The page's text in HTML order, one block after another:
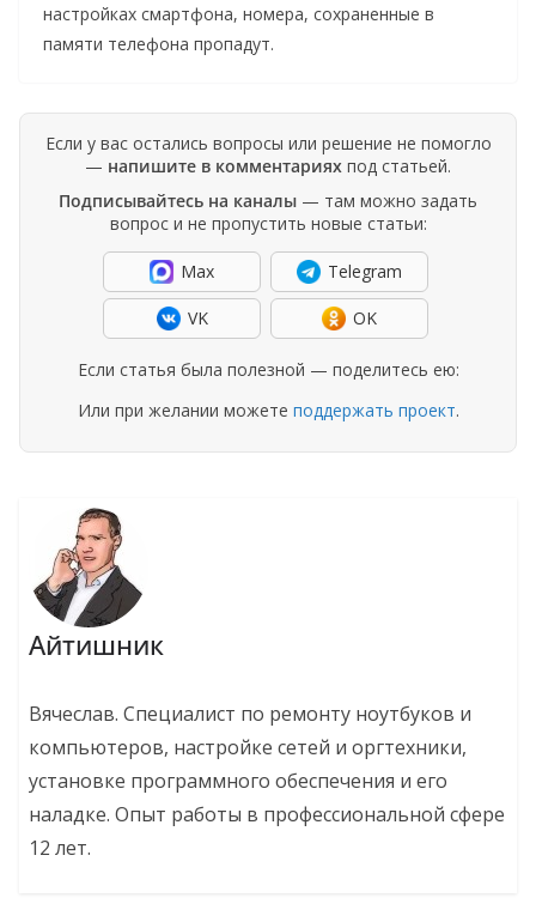
настройках смартфона, номера, сохраненные в
памяти телефона пропадут.
Если у вас остались вопросы или решение не помогло
— напишите в комментариях под статьей.
Подписывайтесь на каналы — там можно задать
вопрос и не пропустить новые статьи:
Max Telegram
VK OK
Если статья была полезной — поделитесь ею:
Или при желании можете поддержать проект.
Айтишник
Вячеслав. Специалист по ремонту ноутбуков и
компьютеров, настройке сетей и оргтехники,
установке программного обеспечения и его
наладке. Опыт работы в профессиональной сфере
12 лет.